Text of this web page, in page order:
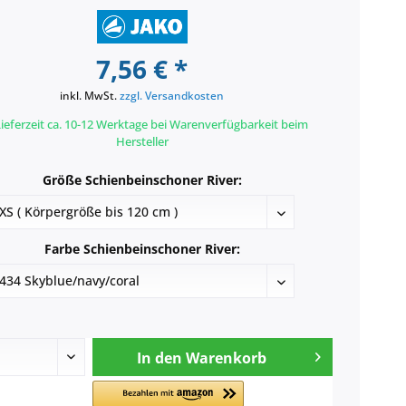
7,56 € *
inkl. MwSt.zzgl. Versandkosten
ca. 10-12 Werktage bei Warenverfügbarkeit beim
Hersteller
Größe Schienbeinschoner River:
Farbe Schienbeinschoner River:
In den Warenkorb